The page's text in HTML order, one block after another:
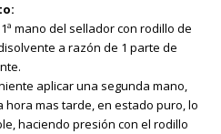
mano del sellador con rodillo de
a razón de 1 parte de
aplicar una segunda mano,
mas tarde, en estado puro, lo
haciendo presión con el rodillo